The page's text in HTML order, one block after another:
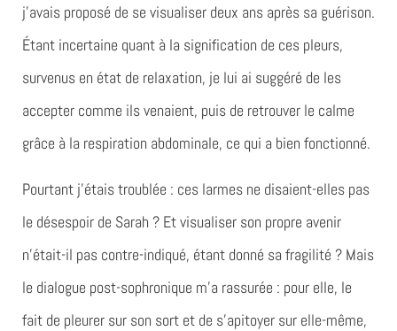
j’avais proposé de se visualiser deux ans après sa guérison.
Étant incertaine quant à la signification de ces pleurs,
survenus en état de relaxation, je lui ai suggéré de les
accepter comme ils venaient, puis de retrouver le calme
grâce à la respiration abdominale, ce qui a bien fonctionné.
Pourtant j’étais troublée : ces larmes ne disaient-elles pas
le désespoir de Sarah ? Et visualiser son propre avenir
n’était-il pas contre-indiqué, étant donné sa fragilité ? Mais
le dialogue post-sophronique m’a rassurée : pour elle, le
fait de pleurer sur son sort et de s’apitoyer sur elle-même,